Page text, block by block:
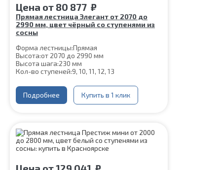
Цена от 80 877 ₽
Прямая лестница Элегант от 2070 до
2990 мм, цвет чёрный со ступенями из
сосны
Форма лестницы:Прямая
Высота:от 2070 до 2990 мм
Высота шага:230 мм
Кол-во ступеней:9, 10, 11, 12, 13
Угол наклона:45°
Глубина ступени:
300 мм
Ширина марша: 900 мм
Цвет каркаса:Черный
Срок гарантии (на металлокаркас):25 лет
Подробнее Купить в 1 клик